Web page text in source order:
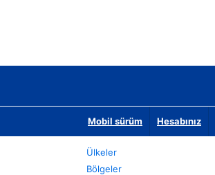
Mobil sürüm Hesabınız
Ülkeler
Bölgeler